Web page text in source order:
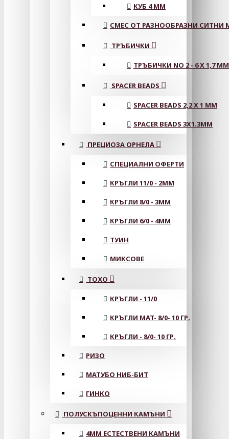
КУБ 4 ММ
СМЕС ОТ РАЗНООБРАЗНИ СИТНИ
ТРЪБИЧКИ
ТРЪБИЧКИ NO 2 - 6 X 1,7 MM
SPACER BEADS
SPACER BEADS 2,2 X 1 MM
SPACER BEADS 3X1.3MM
ПРЕЦИОЗА ОРНЕЛА
СПЕЦИАЛНИ ОФЕРТИ
КРЪГЛИ 11/0 - 2MM
КРЪГЛИ 8/0 - 3MM
КРЪГЛИ 6/0 - 4MM
ТУИН
МИКСОВЕ
ТОХО
КРЪГЛИ - 11/0
КРЪГЛИ MAT- 8/0- 10 ГР.
КРЪГЛИ - 8/0- 10 ГР.
РИЗО
МАТУБО НИБ-БИТ
ГИНКО
ПОЛУСКЪПОЦЕННИ КАМЪНИ
4MM ЕСТЕСТВЕНИ КАМЪНИ